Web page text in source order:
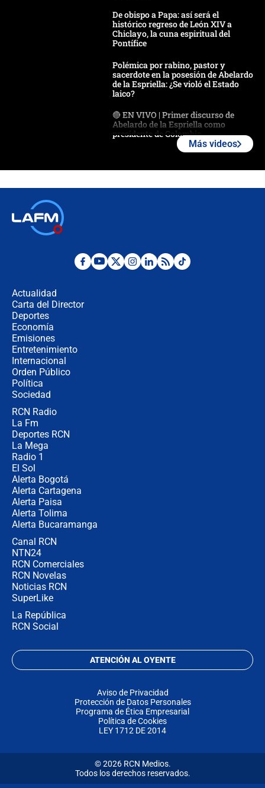
De obispo a Papa: así será el
histórico regreso de León XIV a
Chiclayo, la cuna espiritual del
Pontífice
Polémica por rabino, pastor y
sacerdote en la posesión de Abelardo
de la Espriella: ¿Se violó el Estado
laico?
🔴 EN VIVO | Primer discurso de
Abelardo de la Espriella como
presidente de Colombia
Desde dermatitis hasta infecciones:
Más videos
Actualidad
Carta del Director
Deportes
Economía
Emisiones
Entretenimiento
Internacional
Orden Público
Política
Sociedad
RCN Radio
La Fm
Deportes RCN
La Mega
Radio 1
El Sol
Alerta Bogotá
Alerta Cartagena
Alerta Paisa
Alerta Tolima
Alerta Bucaramanga
Canal RCN
NTN24
RCN Comerciales
RCN Novelas
Noticias RCN
SuperLike
La República
RCN Social
ATENCIÓN AL OYENTE
Aviso de Privacidad
Protección de Datos Personales
Programa de Ética Empresarial
Política de Cookies
LEY 1712 DE 2014
© 2026 RCN Medios.
Todos los derechos reservados.